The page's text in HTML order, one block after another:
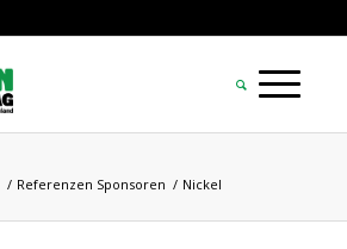
/ Referenzen Sponsoren / Nickel